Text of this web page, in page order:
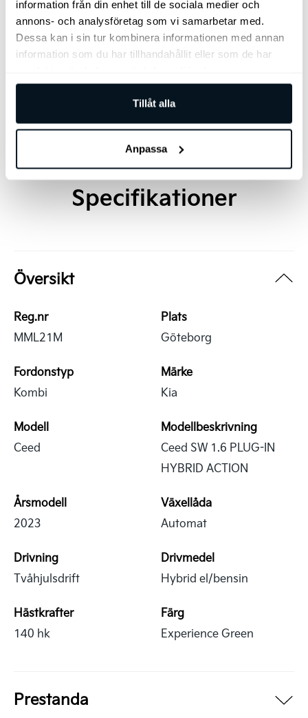
information från din enhet till de sociala medier och
annons- och analysföretag som vi samarbetar med.
Dessa kan i sin tur kombinera informationen med annan
information som du har tillhandahållit eller som de har
Tillåt alla
Anpassa
Arnegårdsgatan 4, 431 49 Mölndal
Jag vill bli kontaktad av säljare
Specifikationer
Översikt
Reg.nr
MML21M
Plats
Göteborg
Fordonstyp
Kombi
Märke
Kia
Modell
Ceed
Modellbeskrivning
Ceed SW 1.6 PLUG-IN
HYBRID ACTION
Årsmodell
2023
Växellåda
Automat
Drivning
Tvåhjulsdrift
Drivmedel
Hybrid el/bensin
Hästkrafter
140 hk
Färg
Experience Green
Prestanda